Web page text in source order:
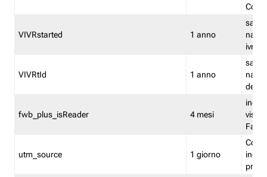
Convy
VIVRstarted 1 anno
salva
ivr
VIVRtId 1 anno
salva
del
fwb_plus_isReader 4 mesi
utm_source 1 giorno